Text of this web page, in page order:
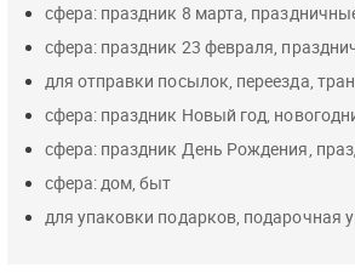
сфера: праздник 8 марта,
сфера: праздник 23 февраля,
для отправки посылок, переезда,
сфера: праздник Новый год,
сфера: праздник День Рождения,
сфера: дом, быт
для упаковки подарков, подарочная